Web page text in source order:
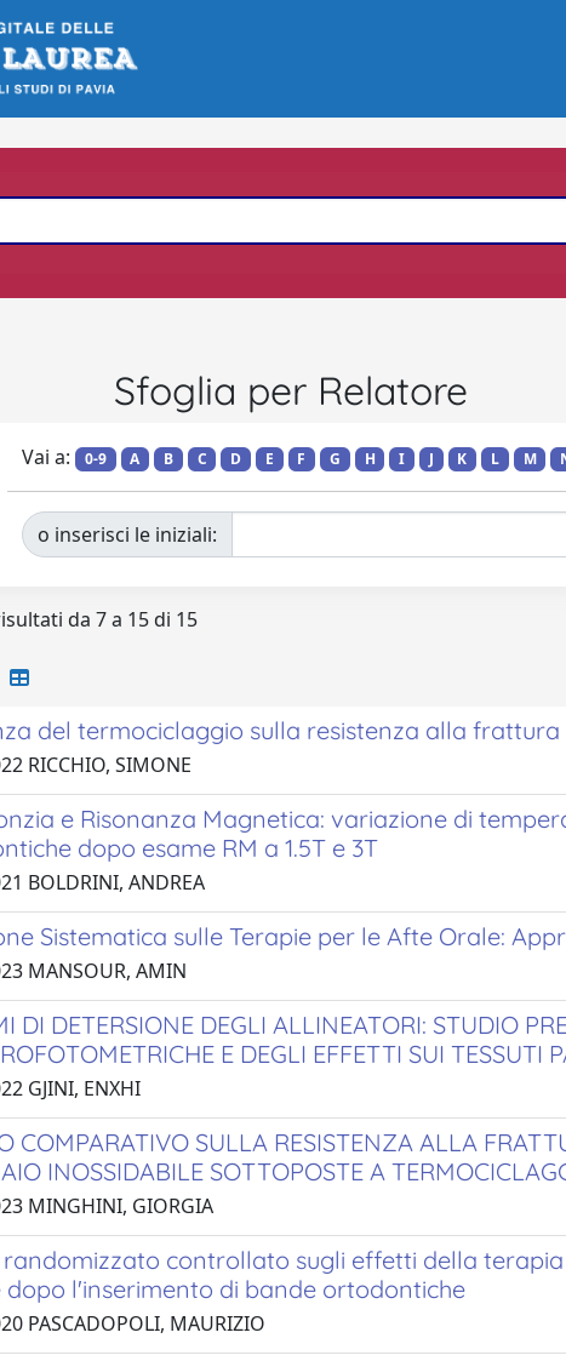
Sfoglia per Relatore
Vai a: 0-9 A B C D E F G H I J K L M
o inserisci le iniziali:
da 7 a 15 di 15
del termociclaggio sulla resistenza alla
RICCHIO, SIMONE
e Risonanza Magnetica: variazione di
dopo esame RM a 1.5T e 3T
BOLDRINI, ANDREA
Sistematica sulle Terapie per le Afte Orale:
MANSOUR, AMIN
DI DETERSIONE DEGLI ALLINEATORI: STUDIO
E DEGLI EFFETTI SUI TESSUTI
GJINI, ENXHI
COMPARATIVO SULLA RESISTENZA ALLA
INOSSIDABILE SOTTOPOSTE A
MINGHINI, GIORGIA
randomizzato controllato sugli effetti della
dopo l'inserimento di bande ortodontiche
PASCADOPOLI, MAURIZIO